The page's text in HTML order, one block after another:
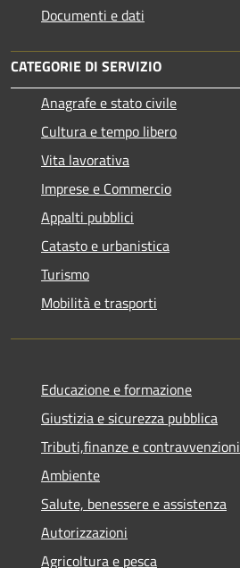
Documenti e dati
CATEGORIE DI SERVIZIO
Anagrafe e stato civile
Cultura e tempo libero
Vita lavorativa
Imprese e Commercio
Appalti pubblici
Catasto e urbanistica
Turismo
Mobilità e trasporti
Educazione e formazione
Giustizia e sicurezza pubblica
Tributi,finanze e contravvenzioni
Ambiente
Salute, benessere e assistenza
Autorizzazioni
Agricoltura e pesca